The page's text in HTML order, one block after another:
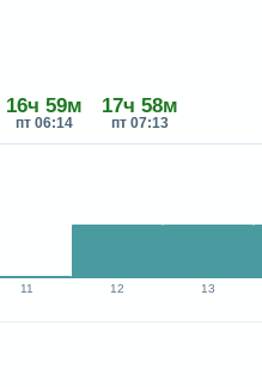
16ч 59м
пт 06:14
17ч 58м
пт 07:13
11 12 13